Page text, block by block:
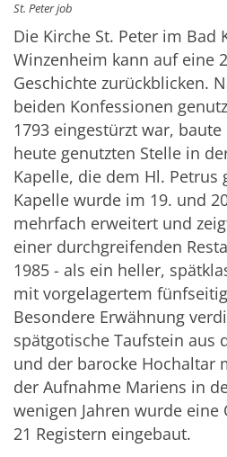
St. Peter job
Die Kirche St. Peter im Bad
Winzenheim kann auf eine
Geschichte zurückblicken.
beiden Konfessionen
1793 eingestürzt war,
heute genutzten Stelle in
Kapelle, die dem Hl. Petrus
Kapelle wurde im 19. und
mehrfach erweitert und
einer durchgreifenden
1985 - als ein heller,
mit vorgelagertem
Besondere Erwähnung
spätgotische Taufstein aus
und der barocke Hochaltar
der Aufnahme Mariens in
wenigen Jahren wurde
21 Registern eingebaut.